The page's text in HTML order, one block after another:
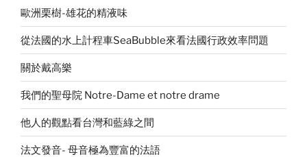
歐洲栗樹-雄花的精液味
從法國的水上計程車SeaBubble來看法國行政效率問題
關於戴高樂
我們的聖母院 Notre-Dame et notre drame
他人的觀點看台灣和藍綠之間
法文發音- 母音極為豐富的法語